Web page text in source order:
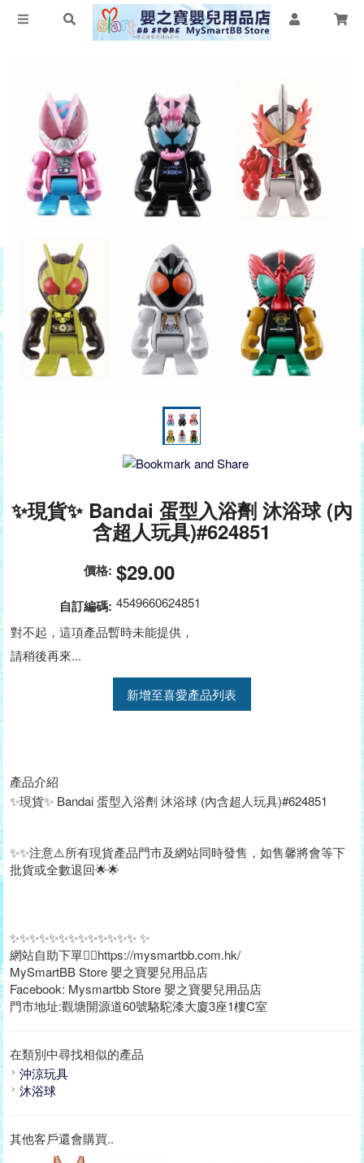
✨現貨✨ Bandai 蛋型入浴劑 沐浴球 (內
含超人玩具)#624851
價格: $29.00
自訂編碼: 4549660624851
對不起，這項產品暫時未能提供，
請稍後再來...
新增至喜愛產品列表
產品介紹
✨現貨✨ Bandai 蛋型入浴劑 沐浴球 (內含超人玩具)#624851
✨✨注意⚠️所有現貨產品門市及網站同時發售，如售馨將會等下
批貨或全數退回🌟🌟
✨✨✨✨✨✨✨✨✨✨✨✨✨ ✨
網站自助下單👉🏻https://mysmartbb.com.hk/
MySmartBB Store 嬰之寶嬰兒用品店
Facebook: Mysmartbb Store 嬰之寶嬰兒用品店
門市地址:觀塘開源道60號駱駝漆大廈3座1樓C室
在類別中尋找相似的產品
沖涼玩具
沐浴球
其他客戶還會購買..